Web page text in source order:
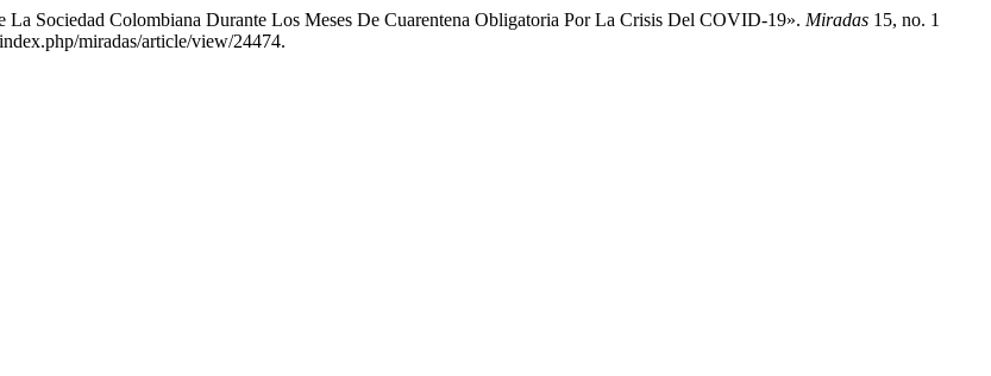
Sociedad Colombiana Durante Los Meses De Cuarentena Obligatoria Por La Crisis Del COVID-19». Miradas 15, no. 1
miradas/article/view/24474.